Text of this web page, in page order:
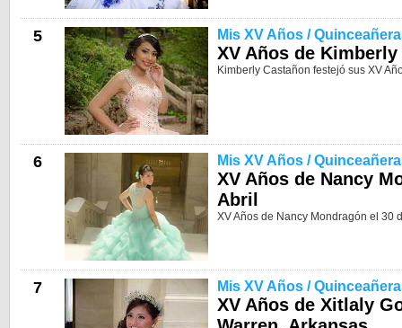
5 Mis XV Años /
XV Años de
Kimberly Castañon festejó sus XV
6 Mis XV Años /
XV Años de Nancy
Abril
XV Años de Nancy Mondragón el 30
7 Mis XV Años /
XV Años de Xitlaly